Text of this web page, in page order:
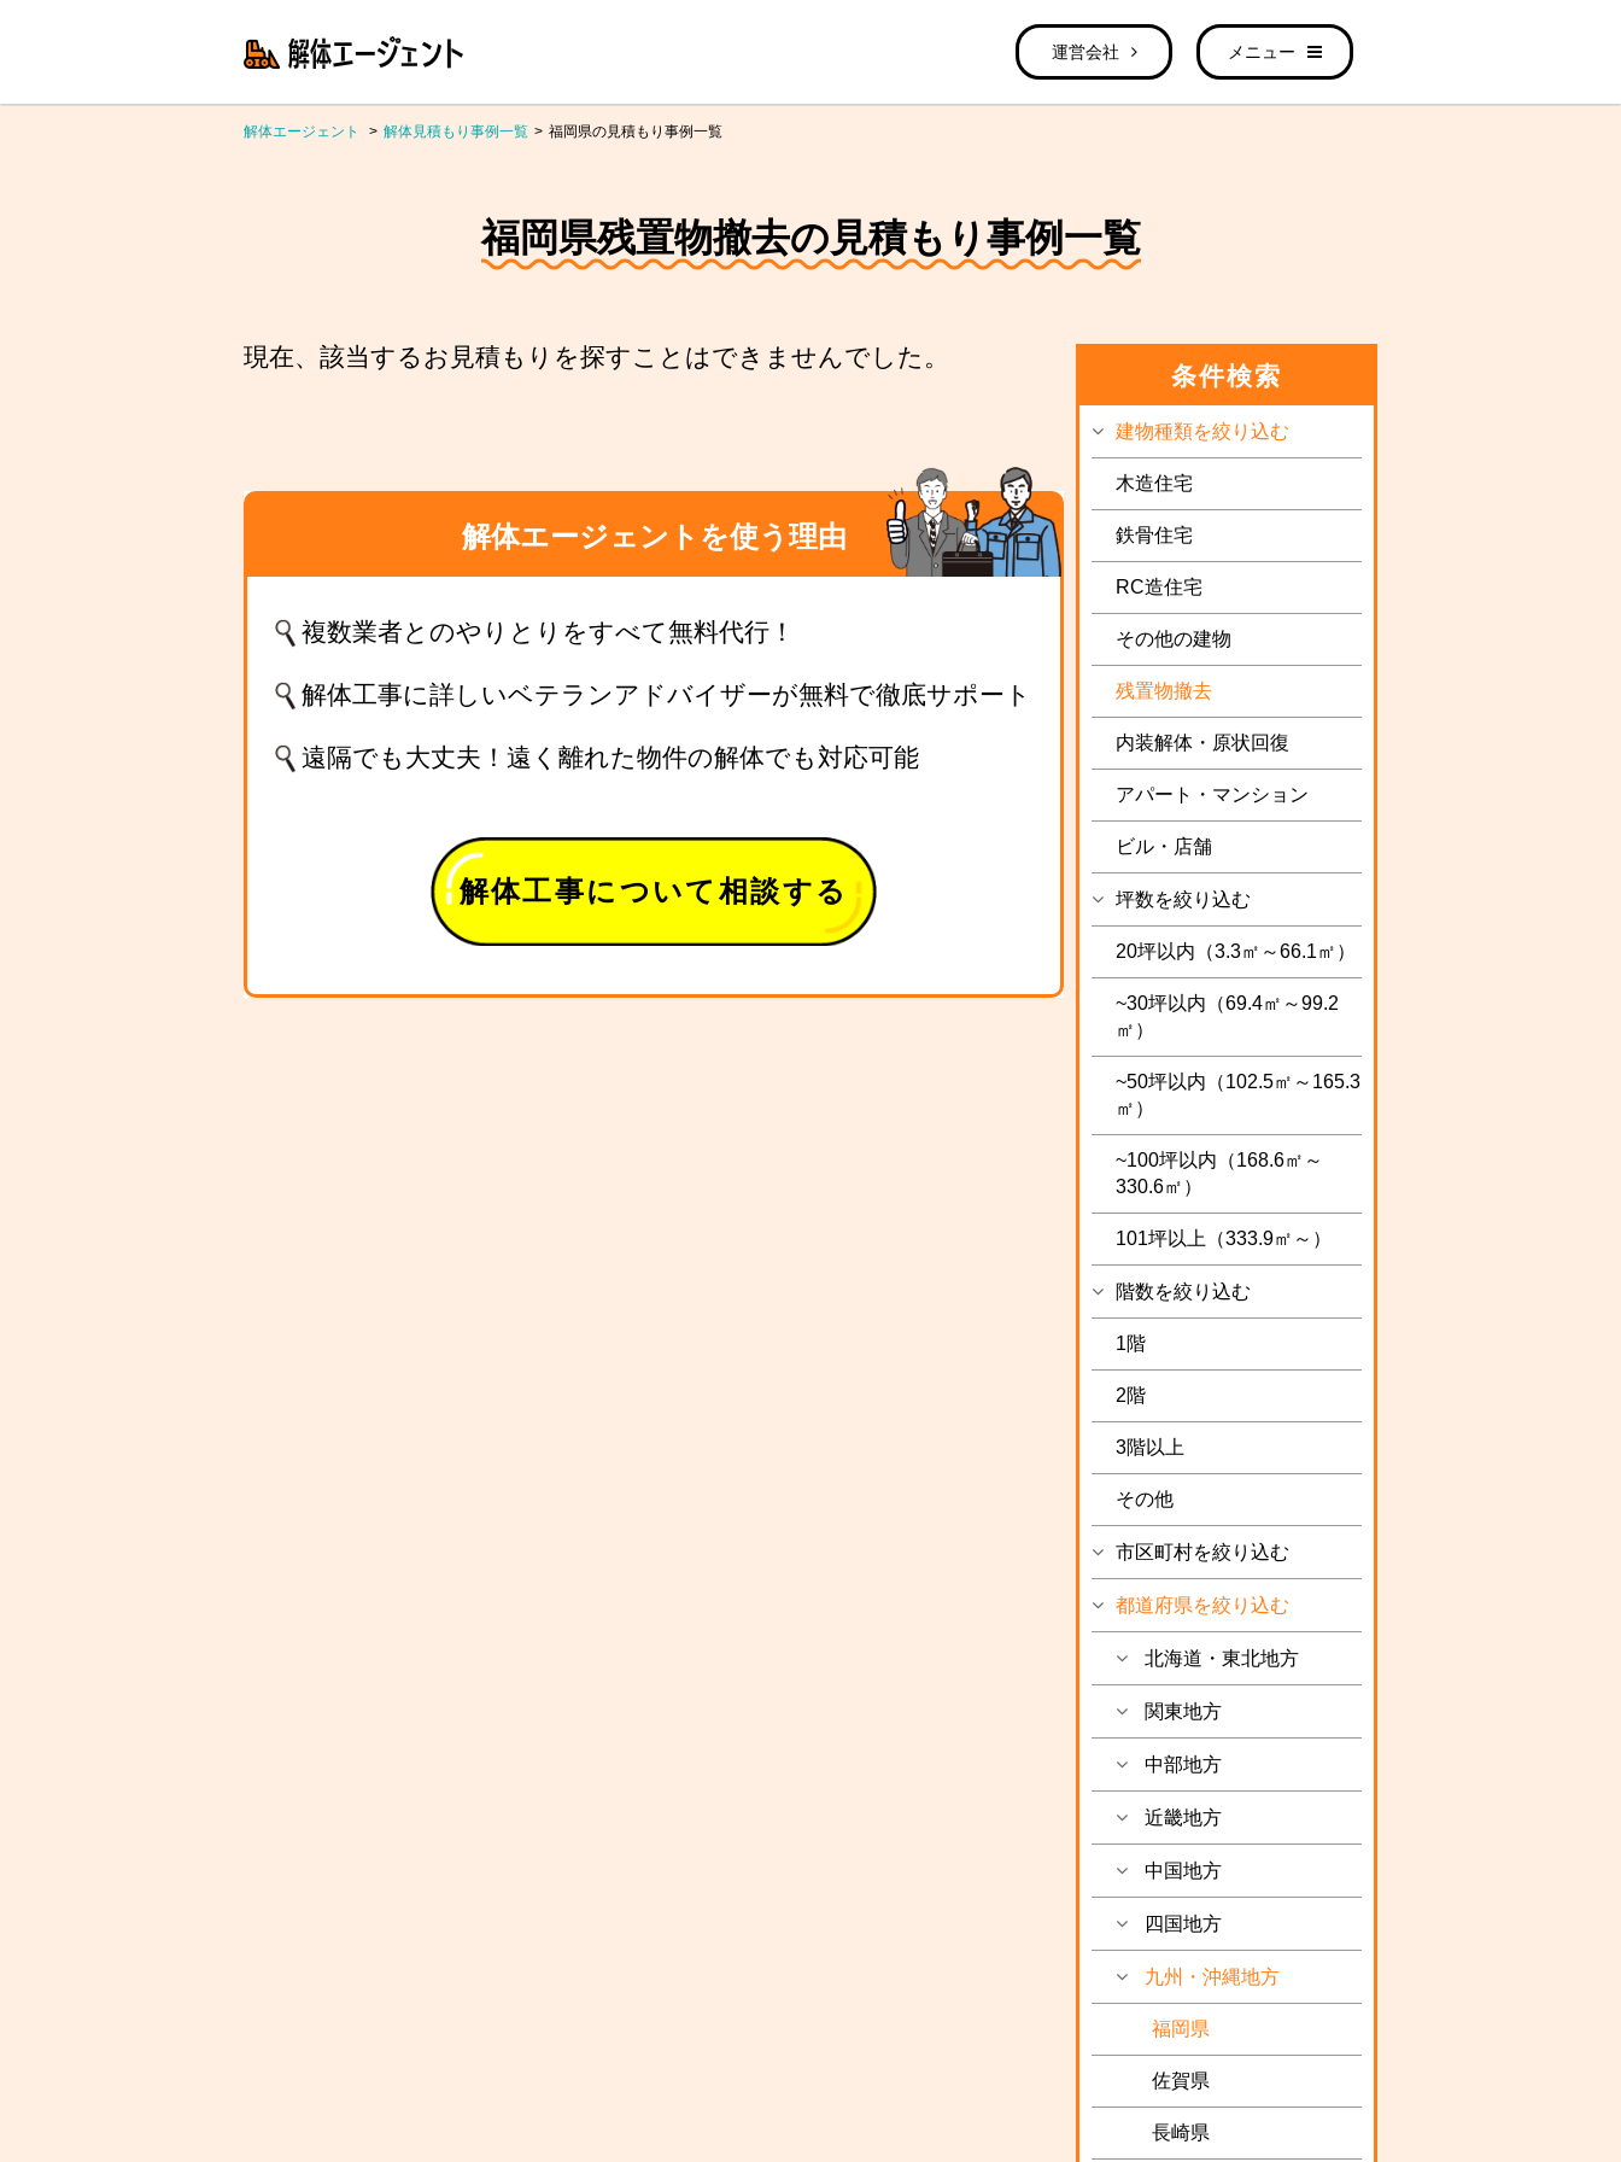
運営会社 メニュー
解体エージェント 解体見積もり事例一覧 福岡県の見積もり事例一覧
福岡県残置物撤去の見積もり事例一覧
現在、該当するお見積もりを探すことはできませんでした。
解体エージェントを使う理由
複数業者とのやりとりをすべて無料代行！
解体工事に詳しいベテランアドバイザーが無料で徹底サポート
遠隔でも大丈夫！遠く離れた物件の解体でも対応可能
解体工事について相談する
条件検索
建物種類を絞り込む
木造住宅
鉄骨住宅
RC造住宅
その他の建物
残置物撤去
内装解体・原状回復
アパート・マンション
ビル・店舗
坪数を絞り込む
20坪以内（3.3㎡～66.1㎡）
~30坪以内（69.4㎡～99.2
㎡）
~50坪以内（102.5㎡～165.3
㎡）
~100坪以内（168.6㎡～
330.6㎡）
101坪以上（333.9㎡～）
階数を絞り込む
1階
2階
3階以上
その他
市区町村を絞り込む
都道府県を絞り込む
北海道・東北地方
関東地方
中部地方
近畿地方
中国地方
四国地方
九州・沖縄地方
福岡県
佐賀県
長崎県